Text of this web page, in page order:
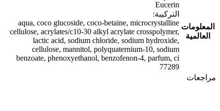
المعلومات
العالمية
Eucerin
التركيبة:
aqua, coco glucoside, coco-betaine, microcrystalline
cellulose, acrylates/c10-30 alkyl acrylate crosspolymer,
lactic acid, sodium chloride, sodium hydroxide,
cellulose, mannitol, polyquaternium-10, sodium
benzoate, phenoxyethanol, benzofenon-4, parfum, ci
77289
مراجعات